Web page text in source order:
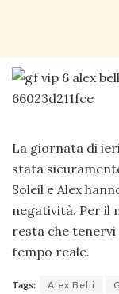
La giornata di
stata
Soleil e Alex
negatività. Per il
resta che
tempo reale.
Tags: Alex Belli